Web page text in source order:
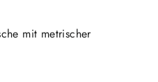
mit metrischer